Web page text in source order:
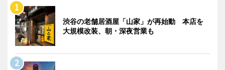
渋谷の老舗居酒屋「山家」が再始動 本店を
大規模改装、朝・深夜営業も